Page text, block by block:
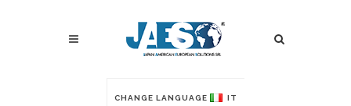
CHANGE LANGUAGE IT